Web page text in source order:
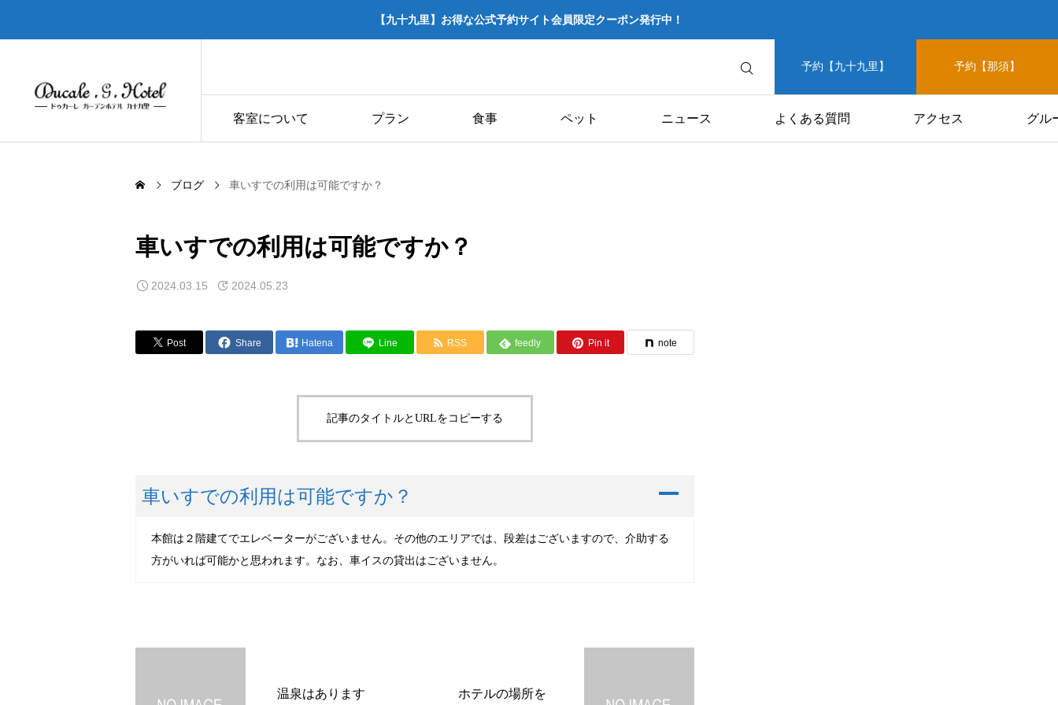
【九十九里】お得な公式予約サイト会員限定クーポン発行中！
予約【九十九里】 予約【那須】
客室について プラン 食事 ペット ニュース よくある質問 アクセス グル
ブログ 車いすでの利用は可能ですか？
車いすでの利用は可能ですか？
2024.03.15 2024.05.23
Post Share Hatena Line RSS feedly Pin it note
記事のタイトルとURLをコピーする
A
車いすでの利用は可能ですか？
本館は２階建てでエレベーターがございません。その他のエリアでは、段差はございますので、介助する
方がいれば可能かと思われます。なお、車イスの貸出はございません。
温泉はあります
ホテルの場所を